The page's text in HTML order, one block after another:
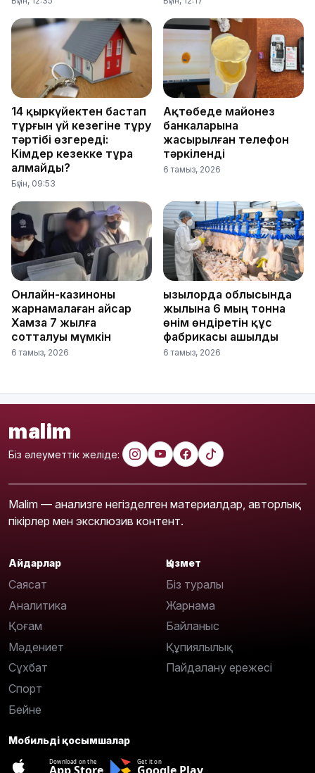
14 қыркүйектен бастап
тұрғын үй кезегіне тұру
тәртібі өзгереді:
Кімдер кезекке тұра
алмайды?
Бүгін, 09:53
Ақтөбеде майонез
банкаларына
жасырылған телефон
тәркіленді
6 тамыз, 2026
Онлайн-казиноны
жарнамалаған Қайсар
Хамза 7 жылға
сотталуы мүмкін
6 тамыз, 2026
Қызылорда облысында
жылына 6 мың тонна
өнім өндіретін құс
фабрикасы ашылды
6 тамыз, 2026
malim
Біз әлеуметтік желіде:
Malim — анализге негізделген материалдар, авторлық
пікірлер мен эксклюзив контент.
Айдарлар
Саясат
Аналитика
Қоғам
Мәдениет
Сұхбат
Спорт
Бейне
Қызмет
Біз туралы
Жарнама
Байланыс
Құпиялылық
Пайдалану ережесі
Мобильді қосымшалар
Download on the Get it on